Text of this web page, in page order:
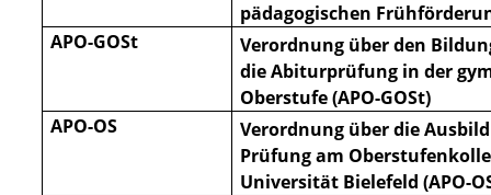
pädagogischen
APO-GOSt
Verordnung über den
die Abiturprüfung in der
Oberstufe (APO-GOSt)
APO-OS
Verordnung über die
Prüfung am
Universität Bielefeld (APO-